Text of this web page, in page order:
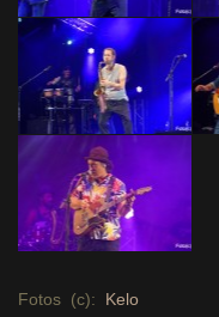
Fotos (c): Kelo